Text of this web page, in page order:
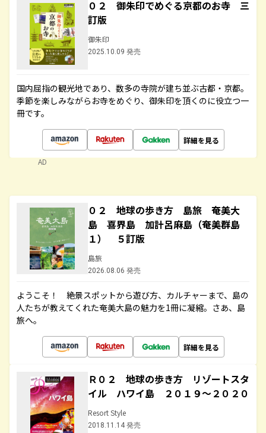
０２ 御朱印でめぐる京都のお寺 三
訂版
御朱印
2025.10.09 発売
国内屈指の観光地であり、数多の寺院が建ち並ぶ古都・京都。
季節を楽しみながらお寺をめぐり、御朱印を頂くのに役立つ一
冊です。
詳細を見る
AD
０２ 地球の歩き方 島旅 奄美大
島 喜界島 加計呂麻島（奄美群島
１） ５訂版
島旅
2026.08.06 発売
ようこそ！ 絶景スポットから遊び方、カルチャーまで、島の
人たちが教えてくれた奄美大島の魅力を1冊に凝縮。さあ、島
旅へ。
詳細を見る
Ｒ０２ 地球の歩き方 リゾートスタ
イル ハワイ島 ２０１９～２０２０
Resort Style
2018.11.14 発売